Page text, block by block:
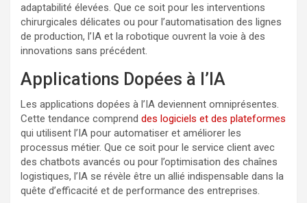
adaptabilité élevées. Que ce soit pour les interventions
chirurgicales délicates ou pour l’automatisation des lignes
de production, l’IA et la robotique ouvrent la voie à des
innovations sans précédent.
Applications Dopées à l’IA
Les applications dopées à l’IA deviennent omniprésentes.
Cette tendance comprend des logiciels et des plateformes
qui utilisent l’IA pour automatiser et améliorer les
processus métier. Que ce soit pour le service client avec
des chatbots avancés ou pour l’optimisation des chaînes
logistiques, l’IA se révèle être un allié indispensable dans la
quête d’efficacité et de performance des entreprises.